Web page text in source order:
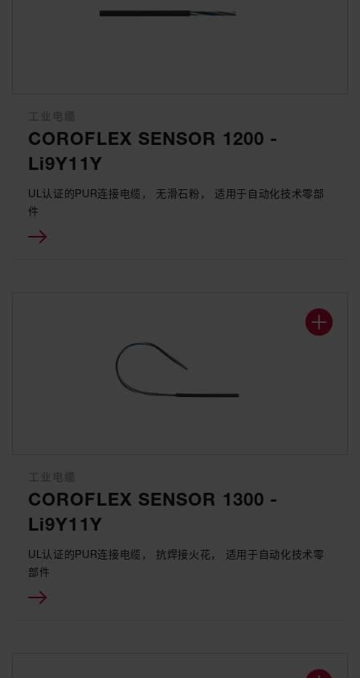
COROFLEX SENSOR 1200 -
Li9Y11Y
UL认证的PUR连接电缆， 无滑石粉， 适用于自动化技术零部
件
COROFLEX SENSOR 1300 -
Li9Y11Y
UL认证的PUR连接电缆， 抗焊接火花， 适用于自动化技术零
部件